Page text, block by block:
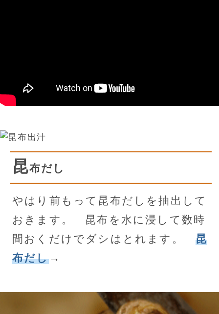
昆布だし
やはり前もって昆布だしを抽出して
おきます。 昆布を水に浸して数時
間おくだけでダシはとれます。昆
布だし→